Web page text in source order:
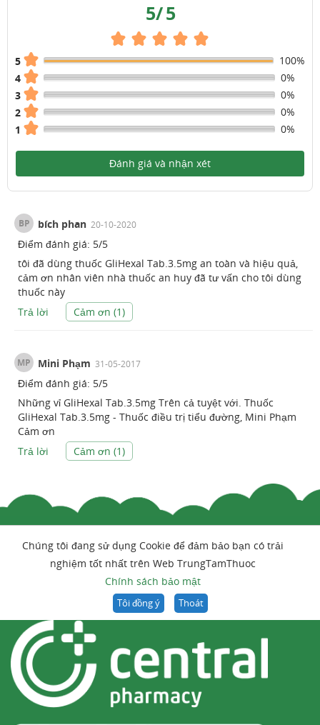
5/5
5
100%
4
0%
3
0%
2
0%
1
0%
Đánh giá và nhận xét
BP bích phan 20-10-2020
Điểm đánh giá: 5/5
tôi đã dùng thuốc GliHexal Tab.3.5mg an toàn và hiệu quả,
cảm ơn nhân viên nhà thuốc an huy đã tư vấn cho tôi dùng
thuốc này
Trả lời
Cảm ơn (1)
MP Mini Phạm 31-05-2017
Điểm đánh giá: 5/5
Những vỉ GliHexal Tab.3.5mg Trên cả tuyệt với. Thuốc
GliHexal Tab.3.5mg - Thuốc điều trị tiểu đường, Mini Phạm
Cảm ơn
Trả lời
Cảm ơn (1)
Chúng tôi đang sử dụng Cookie để đảm bảo bạn có trải
nghiệm tốt nhất trên Web TrungTamThuoc
Chính sách bảo mật
Tôi đồng ý Thoát